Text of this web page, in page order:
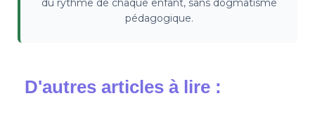
du rythme de chaque enfant, sans dogmatisme
pédagogique.
D'autres articles à lire :